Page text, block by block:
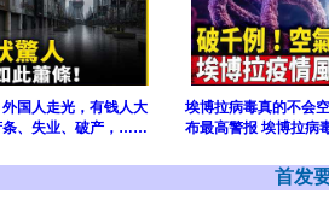
国人走光，有钱人大
条、失业、破产，……
埃博拉病毒真的不会
布最高警报 埃博拉病
首发